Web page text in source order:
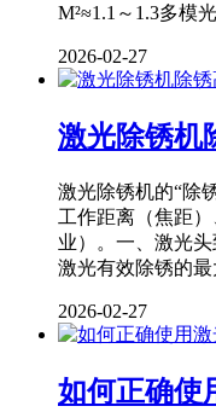
M²≈1.1～1.3多模
2026-02-27
激光除锈机
激光除锈机的“除
工作距离（焦距
业）。一、激光
激光有效除锈的
2026-02-27
如何正确使